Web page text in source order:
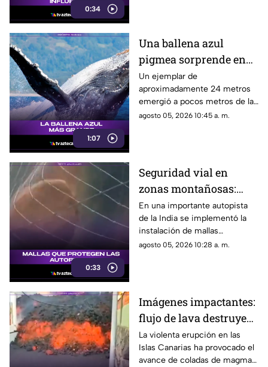
0:34
1:07
Una ballena azul
pigmea sorprende en
las costas de Australia
Un ejemplar de
aproximadamente 24 metros
emergió a pocos metros de la
superficie cerca del muelle
agosto 05, 2026 10:45 a. m.
0:33
Seguridad vial en
zonas montañosas:
instalan mallas
ciclónicas para frenar
caída de rocas
En una importante autopista
de la India se implementó la
instalación de mallas
ciclónicas en los laterales
deslaves.
agosto 05, 2026 10:28 a. m.
Imágenes impactantes:
flujo de lava destruye
viviendas en su
camino hacia la costa
La violenta erupción en las
Islas Canarias ha provocado el
avance de coladas de magma